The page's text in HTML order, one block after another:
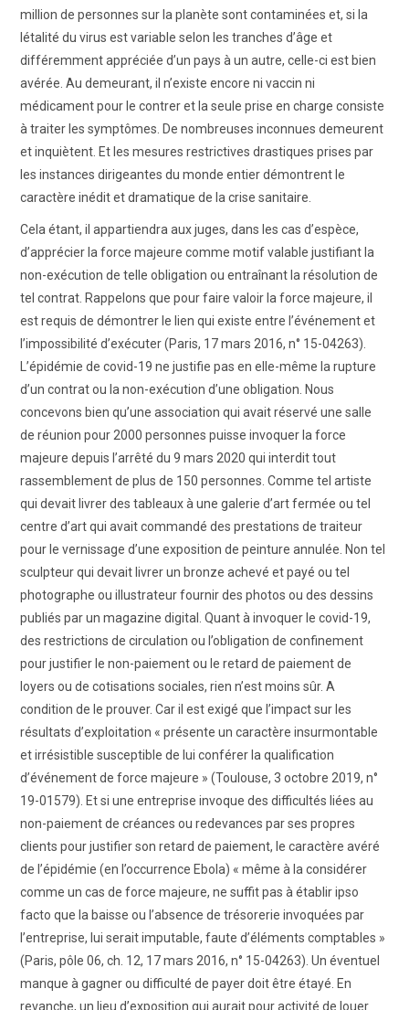
million de personnes sur la planète sont contaminées et, si la
létalité du virus est variable selon les tranches d’âge et
différemment appréciée d’un pays à un autre, celle-ci est bien
avérée. Au demeurant, il n’existe encore ni vaccin ni
médicament pour le contrer et la seule prise en charge consiste
à traiter les symptômes. De nombreuses inconnues demeurent
et inquiètent. Et les mesures restrictives drastiques prises par
les instances dirigeantes du monde entier démontrent le
caractère inédit et dramatique de la crise sanitaire.
Cela étant, il appartiendra aux juges, dans les cas d’espèce,
d’apprécier la force majeure comme motif valable justifiant la
non-exécution de telle obligation ou entraînant la résolution de
tel contrat. Rappelons que pour faire valoir la force majeure, il
est requis de démontrer le lien qui existe entre l’événement et
l’impossibilité d’exécuter (Paris, 17 mars 2016, n° 15-04263).
L’épidémie de covid-19 ne justifie pas en elle-même la rupture
d’un contrat ou la non-exécution d’une obligation. Nous
concevons bien qu’une association qui avait réservé une salle
de réunion pour 2000 personnes puisse invoquer la force
majeure depuis l’arrêté du 9 mars 2020 qui interdit tout
rassemblement de plus de 150 personnes. Comme tel artiste
qui devait livrer des tableaux à une galerie d’art fermée ou tel
centre d’art qui avait commandé des prestations de traiteur
pour le vernissage d’une exposition de peinture annulée. Non tel
sculpteur qui devait livrer un bronze achevé et payé ou tel
photographe ou illustrateur fournir des photos ou des dessins
publiés par un magazine digital. Quant à invoquer le covid-19,
des restrictions de circulation ou l’obligation de confinement
pour justifier le non-paiement ou le retard de paiement de
loyers ou de cotisations sociales, rien n’est moins sûr. A
condition de le prouver. Car il est exigé que l’impact sur les
résultats d’exploitation « présente un caractère insurmontable
et irrésistible susceptible de lui conférer la qualification
d’événement de force majeure » (Toulouse, 3 octobre 2019, n°
19-01579). Et si une entreprise invoque des difficultés liées au
non-paiement de créances ou redevances par ses propres
clients pour justifier son retard de paiement, le caractère avéré
de l’épidémie (en l’occurrence Ebola) « même à la considérer
comme un cas de force majeure, ne suffit pas à établir ipso
facto que la baisse ou l’absence de trésorerie invoquées par
l’entreprise, lui serait imputable, faute d’éléments comptables »
(Paris, pôle 06, ch. 12, 17 mars 2016, n° 15-04263). Un éventuel
manque à gagner ou difficulté de payer doit être étayé. En
revanche, un lieu d’exposition qui aurait pour activité de louer